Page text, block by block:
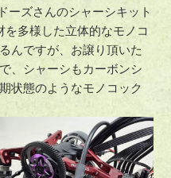
ーズさんのシャーシキット
多様した立体的なモノコ
んですが、お譲り頂いた
、シャーシもカーボンシ
状態のようなモノコック